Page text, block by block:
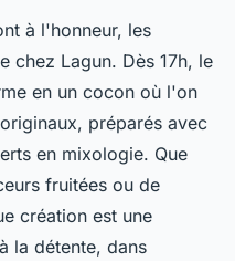
à l'honneur, les
chez Lagun. Dès 17h, le
en un cocon où l'on
originaux, préparés avec
en mixologie. Que
fruitées ou de
création est une
la détente, dans